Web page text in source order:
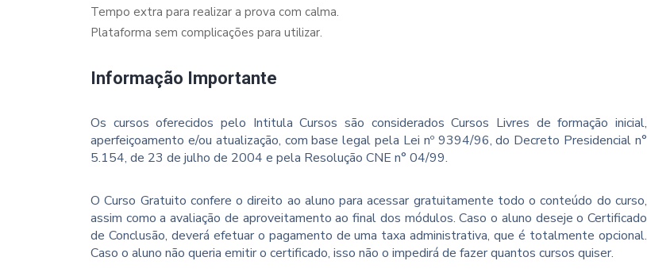
Tempo extra para realizar a prova com calma.
Plataforma sem complicações para utilizar.
Informação Importante
Os cursos oferecidos pelo Intitula Cursos são considerados Cursos Livres de formação inicial,
aperfeiçoamento e/ou atualização, com base legal pela Lei nº 9394/96, do Decreto Presidencial n°
5.154, de 23 de julho de 2004 e pela Resolução CNE n° 04/99.
O Curso Gratuito confere o direito ao aluno para acessar gratuitamente todo o conteúdo do curso,
assim como a avaliação de aproveitamento ao final dos módulos. Caso o aluno deseje o Certificado
de Conclusão, deverá efetuar o pagamento de uma taxa administrativa, que é totalmente opcional.
Caso o aluno não queria emitir o certificado, isso não o impedirá de fazer quantos cursos quiser.